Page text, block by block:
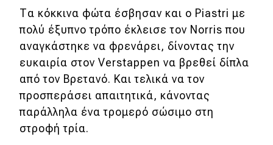
Τεχνολογία
Ασφάλεια
Αγορά
Απόψεις
Τα κόκκινα φώτα έσβησαν και ο Piastri με
πολύ έξυπνο τρόπο έκλεισε τον Norris που
αναγκάστηκε να φρενάρει, δίνοντας την
ευκαιρία στον Verstappen να βρεθεί δίπλα
από τον Βρετανό. Και τελικά να τον
προσπεράσει απαιτητικά, κάνοντας
παράλληλα ένα τρομερό σώσιμο στη
στροφή τρία.